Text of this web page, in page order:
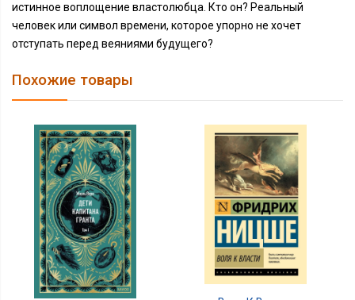
истинное воплощение властолюбца. Кто он? Реальный
человек или символ времени, которое упорно не хочет
отступать перед веяниями будущего?
Похожие товары